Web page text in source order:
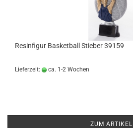
Resinfigur Basketball Stieber 39159
Lieferzeit: ca. 1-2 Wochen
ZUM ARTIKEL